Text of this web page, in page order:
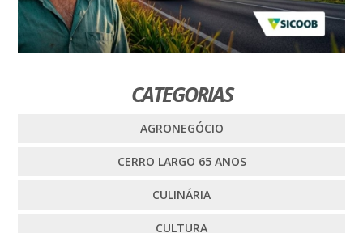
CATEGORIAS
AGRONEGÓCIO
CERRO LARGO 65 ANOS
CULINÁRIA
CULTURA